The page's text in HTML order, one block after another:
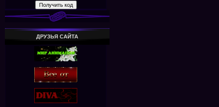
ДРУЗЬЯ САЙТА